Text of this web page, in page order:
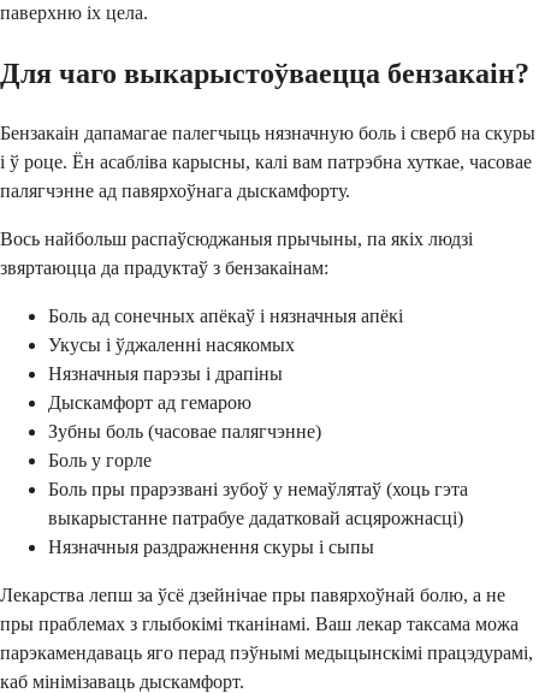
паверхню іх цела.
Для чаго выкарыстоўваецца бензакаін?
Бензакаін дапамагае палегчыць нязначную боль і сверб на скуры
і ў роце. Ён асабліва карысны, калі вам патрэбна хуткае, часовае
палягчэнне ад павярхоўнага дыскамфорту.
Вось найбольш распаўсюджаныя прычыны, па якіх людзі
звяртаюцца да прадуктаў з бензакаінам:
Боль ад сонечных апёкаў і нязначныя апёкі
Укусы і ўджаленні насякомых
Нязначныя парэзы і драпіны
Дыскамфорт ад гемарою
Зубны боль (часовае палягчэнне)
Боль у горле
Боль пры прарэзвані зубоў у немаўлятаў (хоць гэта
выкарыстанне патрабуе дадатковай асцярожнасці)
Нязначныя раздражнення скуры і сыпы
Лекарства лепш за ўсё дзейнічае пры павярхоўнай болю, а не
пры праблемах з глыбокімі тканінамі. Ваш лекар таксама можа
парэкамендаваць яго перад пэўнымі медыцынскімі працэдурамі,
каб мінімізаваць дыскамфорт.